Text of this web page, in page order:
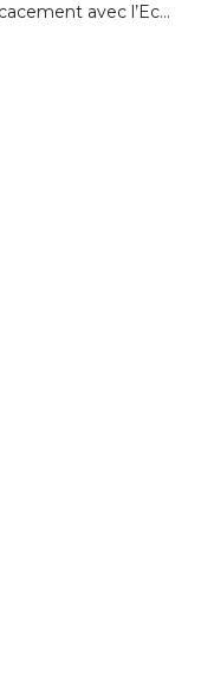
avec l’Ec...